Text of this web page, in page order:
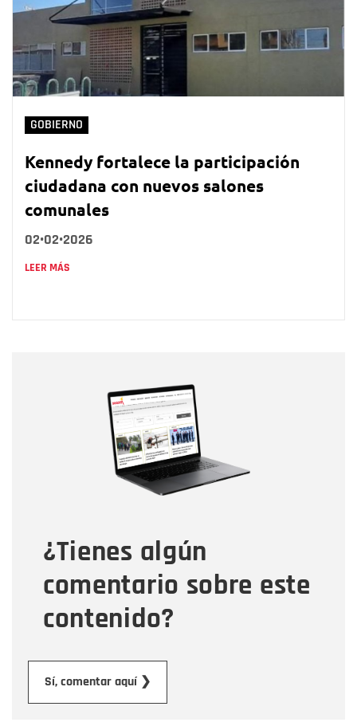
GOBIERNO
Kennedy fortalece la participación
ciudadana con nuevos salones
comunales
02•02•2026
LEER MÁS
¿Tienes algún
comentario sobre este
contenido?
Sí, comentar aquí ❯
Correo electrónico
Tipo de comentario
Mensaje